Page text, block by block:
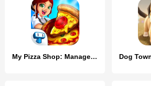
My Pizza Shop: Management Game